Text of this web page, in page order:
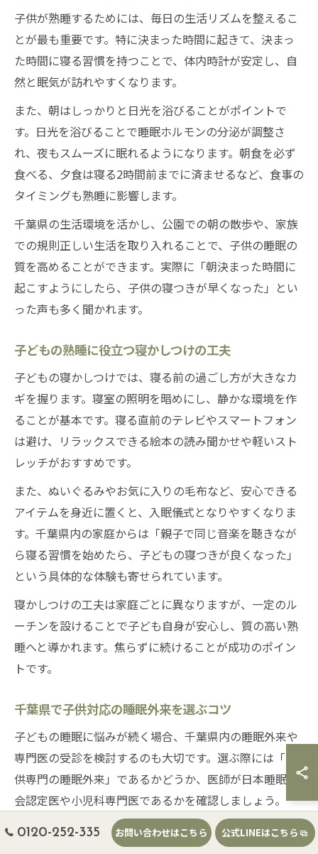
子供が熟睡するためには、毎日の生活リズムを整えるこ
とが最も重要です。特に決まった時間に起きて、決まっ
た時間に寝る習慣を持つことで、体内時計が安定し、自
然と眠気が訪れやすくなります。
また、朝はしっかりと日光を浴びることがポイントで
す。日光を浴びることで睡眠ホルモンの分泌が調整さ
れ、夜もスムーズに眠れるようになります。朝食を必ず
食べる、夕食は寝る2時間前までに済ませるなど、食事の
タイミングも熟睡に影響します。
千葉県の生活環境を活かし、公園での朝の散歩や、家族
での規則正しい生活を取り入れることで、子供の睡眠の
質を高めることができます。実際に「朝決まった時間に
起こすようにしたら、子供の寝つきが早くなった」とい
った声も多く聞かれます。
子どもの熟睡に役立つ寝かしつけの工夫
子どもの寝かしつけでは、寝る前の過ごし方が大きなカ
ギを握ります。寝室の照明を暗めにし、静かな環境を作
ることが基本です。寝る直前のテレビやスマートフォン
は避け、リラックスできる絵本の読み聞かせや軽いスト
レッチがおすすめです。
また、ぬいぐるみやお気に入りの毛布など、安心できる
アイテムを身近に置くと、入眠儀式となりやすくなりま
す。千葉県内の家庭からは「親子で同じ音楽を聴きなが
ら寝る習慣を始めたら、子どもの寝つきが良くなった」
という具体的な体験も寄せられています。
寝かしつけの工夫は家庭ごとに異なりますが、一定のル
ーチンを設けることで子ども自身が安心し、質の高い熟
睡へと導かれます。焦らずに続けることが成功のポイン
トです。
千葉県で子供対応の睡眠外来を選ぶコツ
子どもの睡眠に悩みが続く場合、千葉県内の睡眠外来や
専門医の受診を検討するのも大切です。選ぶ際には「子
供専門の睡眠外来」であるかどうか、医師が日本睡眠学
会認定医や小児科専門医であるかを確認しましょう。
また、睡眠ポリグラフ検査や詳細な生活指導が受けられ
るか、親へのサポート体制が整っているかもチェックポ
0120-252-335 お問い合わせはこちら 公式LINEはこちら